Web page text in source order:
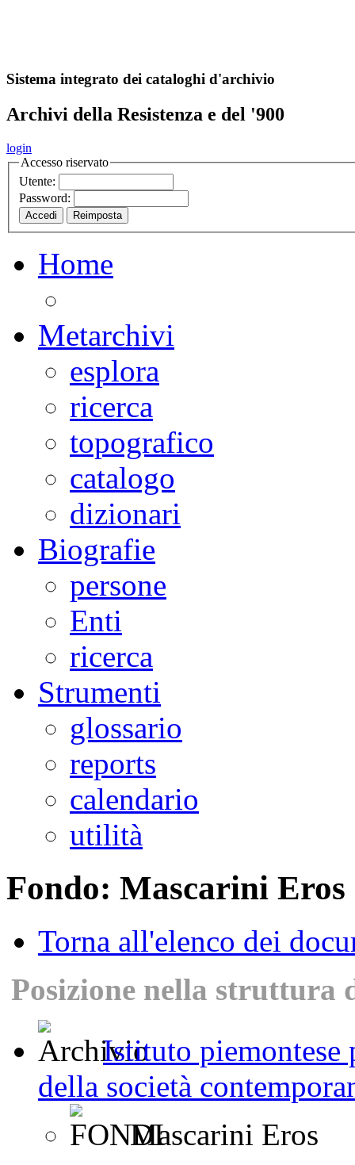
Sistema integrato dei cataloghi d'archivio
Archivi della Resistenza e del '900
login
Accesso riservato
Utente:
Password:
Home
Metarchivi
esplora
ricerca
topografico
catalogo
dizionari
Biografie
persone
Enti
ricerca
Strumenti
glossario
reports
calendario
utilità
Fondo: Mascarini Eros
Torna all'elenco dei
Posizione nella struttura
Istituto piemontese
della società
Mascarini Eros